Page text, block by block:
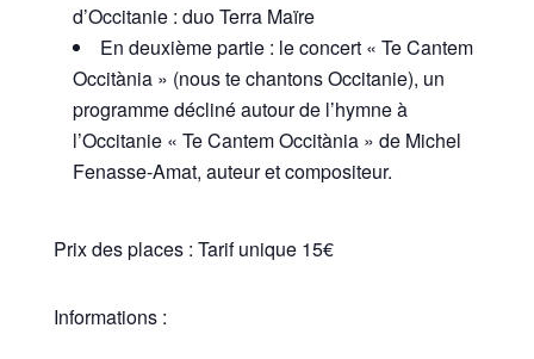
d’Occitanie : duo Terra Maïre
En deuxième partie : le concert « Te Cantem
Occitània » (nous te chantons Occitanie), un
programme décliné autour de l’hymne à
l’Occitanie « Te Cantem Occitània » de Michel
Fenasse-Amat, auteur et compositeur.
Prix des places : Tarif unique 15€
Informations :